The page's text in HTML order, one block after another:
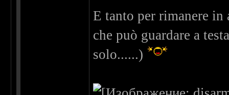
E tanto per rimanere
che può guardare a
solo......)